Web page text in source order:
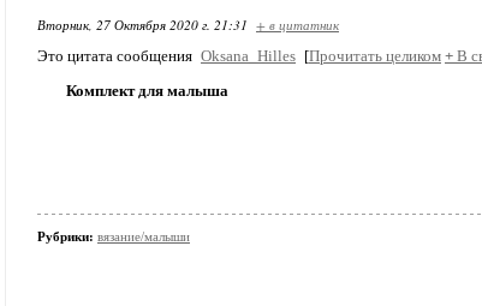
Вторник, 27 Октября 2020 г. 21:31 + в цитатник
Это цитата сообщения Oksana_Hilles [Прочитать целиком + В
Комплект для малышa
Рубрики: вязание/малыши